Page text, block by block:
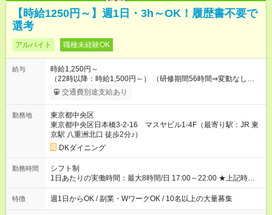
【時給1250円～】週1日・3h～OK！履歴書不要で
選考
アルバイト 職種未経験OK
給与
時給1,250円～
（22時以降：時給1,500円～） （研修期間56時間⇒変動なし） ■
食事補助あり⇒1食200円 ■友人紹介制度あり⇒1人紹介につき最
大3万円支給！ 【試用期間】試用期間なし
交通費別途支給あり
勤務地
東京都中央区
東京都中央区日本橋3-2-16 マスヤビル1-4F（最寄り駅：JR 東
京駅 八重洲北口 徒歩2分♪）
DKダイニング
勤務時間
シフト制
1日あたりの実働時間：最大8時間/日 17:00～22:00 ★上記時間
から1日3時間～OK ★週1日～OK◎ ※勤務時間の変動の可能性あ
り ※22時以降勤務は18歳以上(法令による) ★自由シフト制
特徴 週1日からOK / 副業・WワークOK / 10名以上の大量募集